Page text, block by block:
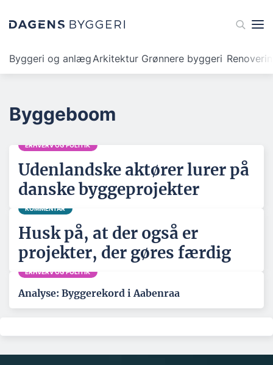
Byggeri og anlægArkitektur Grønnere byggeri
Byggeboom
ERHVERV OG POLITIK
Udenlandske aktører lurer på
danske byggeprojekter
KOMMENTAR
Husk på, at der også er
projekter, der gøres færdig
ERHVERV OG POLITIK
Analyse: Byggerekord i Aabenraa